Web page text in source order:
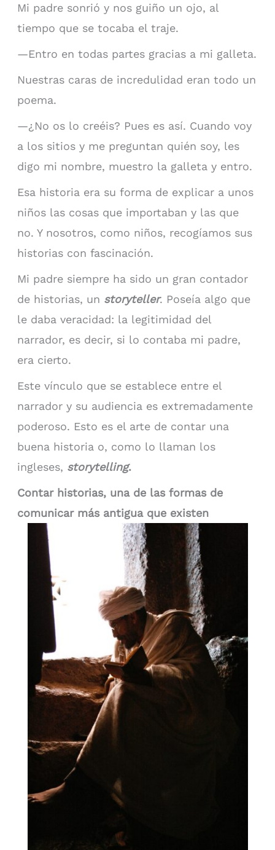
Mi padre sonrió y nos guiño un ojo, al
tiempo que se tocaba el traje.
—Entro en todas partes gracias a mi galleta.
Nuestras caras de incredulidad eran todo un
poema.
—¿No os lo creéis? Pues es así. Cuando voy
a los sitios y me preguntan quién soy, les
digo mi nombre, muestro la galleta y entro.
Esa historia era su forma de explicar a unos
niños las cosas que importaban y las que
no. Y nosotros, como niños, recogíamos sus
historias con fascinación.
Mi padre siempre ha sido un gran contador
de historias, un storyteller. Poseía algo que
le daba veracidad: la legitimidad del
narrador, es decir, si lo contaba mi padre,
era cierto.
Este vínculo que se establece entre el
narrador y su audiencia es extremadamente
poderoso. Esto es el arte de contar una
buena historia o, como lo llaman los
ingleses, storytelling.
Contar historias, una de las formas de
comunicar más antigua que existen